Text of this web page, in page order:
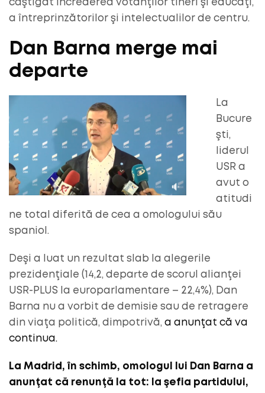
câştigat încrederea votanţilor tineri şi educaţi,
a întreprinzătorilor şi intelectualilor de centru.
Dan Barna merge mai
departe
La
Bucure
şti,
liderul
USR a
avut o
atitudi
ne total diferită de cea a omologului său
spaniol.
Deşi a luat un rezultat slab la alegerile
prezidenţiale (14,2, departe de scorul alianţei
USR-PLUS la europarlamentare – 22,4%), Dan
Barna nu a vorbit de demisie sau de retragere
din viaţa politică, dimpotrivă, a anunţat că va
continua.
La Madrid, în schimb, omologul lui Dan Barna a
anunţat că renunţă la tot: la şefia partidului,